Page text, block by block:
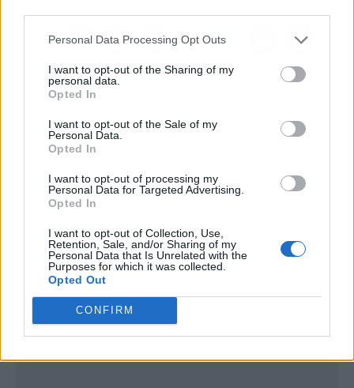
Personal Data Processing Opt Outs
I want to opt-out of the Sharing of my
personal data.
Opted In
I want to opt-out of the Sale of my
Personal Data.
Opted In
I want to opt-out of processing my
Personal Data for Targeted Advertising.
Opted In
I want to opt-out of Collection, Use,
Retention, Sale, and/or Sharing of my
Personal Data that Is Unrelated with the
Purposes for which it was collected.
Opted Out
CONFIRM
Publicidad